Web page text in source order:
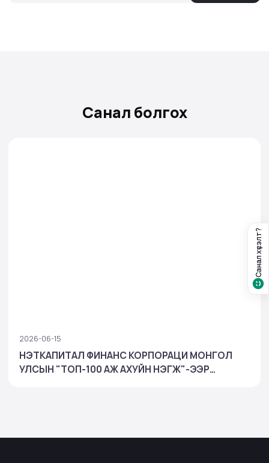
Санал хүсэлт?
Санал болгох
2026-06-15
НЭТКАПИТАЛ ФИНАНС КОРПОРАЦИ МОНГОЛ
УЛСЫН "ТОП-100 АЖ АХУЙН НЭГЖ"-ЭЭР